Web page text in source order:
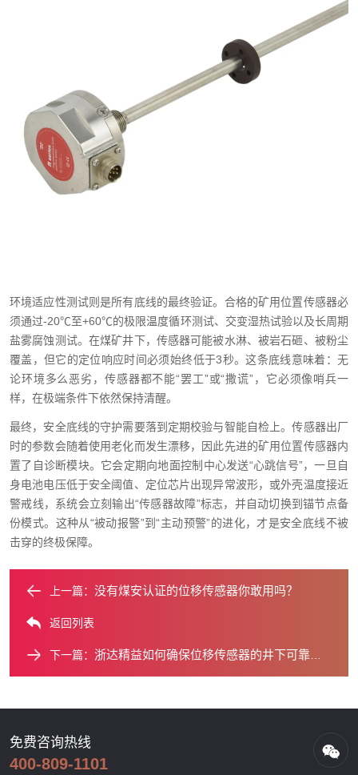
环境适应性测试则是所有底线的最终验证。合格的矿用位置传感器必
须通过-20℃至+60℃的极限温度循环测试、交变湿热试验以及长周期
盐雾腐蚀测试。在煤矿井下，传感器可能被水淋、被岩石砸、被粉尘
覆盖，但它的定位响应时间必须始终低于3秒。这条底线意味着：无
论环境多么恶劣，传感器都不能“罢工”或“撒谎”，它必须像哨兵一
样，在极端条件下依然保持清醒。
最终，安全底线的守护需要落到定期校验与智能自检上。传感器出厂
时的参数会随着使用老化而发生漂移，因此先进的矿用位置传感器内
置了自诊断模块。它会定期向地面控制中心发送“心跳信号”，一旦自
身电池电压低于安全阈值、定位芯片出现异常波形，或外壳温度接近
警戒线，系统会立刻输出“传感器故障”标志，并自动切换到锚节点备
份模式。这种从“被动报警”到“主动预警”的进化，才是安全底线不被
击穿的终极保障。
上一篇： 没有煤安认证的位移传感器你敢用吗？
返回列表
下一篇： 浙达精益如何确保位移传感器的井下可靠性？
免费咨询热线
400-809-1101